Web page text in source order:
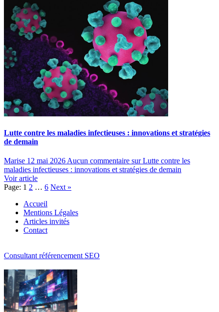
Lutte contre les maladies infectieuses : innovations et stratégies
de demain
Marise 12 mai 2026 Aucun commentaire sur Lutte contre les
maladies infectieuses : innovations et stratégies de demain
Voir article
Page: 1 2 … 6 Next »
Accueil
Mentions Légales
Articles invités
Contact
Consultant référencement SEO